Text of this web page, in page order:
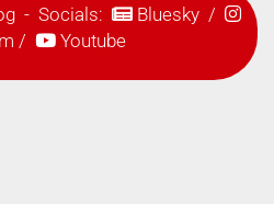
- Socials: Bluesky/
/ Youtube